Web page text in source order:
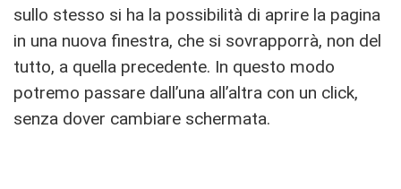
sullo stesso si ha la possibilità di aprire la pagina
in una nuova finestra, che si sovrapporrà, non del
tutto, a quella precedente. In questo modo
potremo passare dall’una all’altra con un click,
senza dover cambiare schermata.